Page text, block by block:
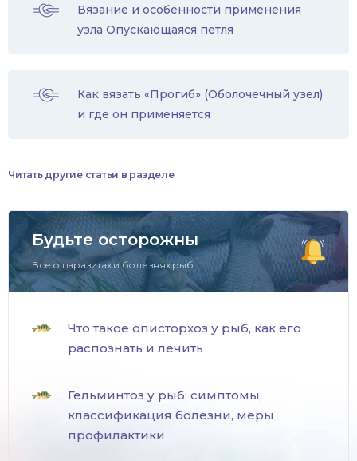
Вязание и особенности применения
узла Опускающаяся петля
Как вязать «Прогиб» (Оболочечный узел)
и где он применяется
Читать другие статьи в разделе
Будьте осторожны
Все о паразитах и болезнях рыб.
Что такое описторхоз у рыб, как его
распознать и лечить
Гельминтоз у рыб: симптомы,
классификация болезни, меры
профилактики